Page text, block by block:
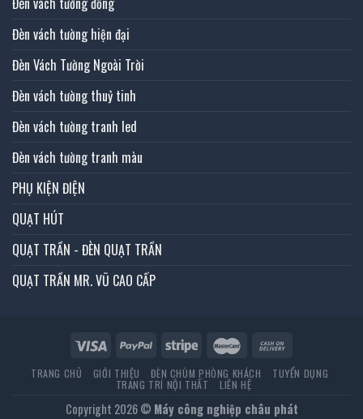
Đèn vách tường hiện đại
Đèn Vách Tường Ngoài Trời
Đèn vách tường thuỷ tinh
Đèn vách tường tranh led
Đèn vách tường tranh màu
PHỤ KIỆN ĐIỆN
QUẠT HÚT
QUẠT TRẦN - ĐÈN QUẠT TRẦN
QUẠT TRẦN MR. VŨ CAO CẤP
TRANG CHỦ GIỚI THIỆU ĐÈN CHÙM PHÒNG KHÁCH TUYỂN DỤNG
TRANG TRÍ NỘI THẤT LIÊN HỆ
Copyright 2026 © Máy công nghiệp châu phát